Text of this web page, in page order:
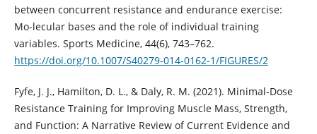
between concurrent resistance and endurance exercise:
Mo-lecular bases and the role of individual training
variables. Sports Medicine, 44(6), 743–762.
https://doi.org/10.1007/S40279-014-0162-1/FIGURES/2
Fyfe, J. J., Hamilton, D. L., & Daly, R. M. (2021). Minimal-Dose
Resistance Training for Improving Muscle Mass, Strength,
and Function: A Narrative Review of Current Evidence and